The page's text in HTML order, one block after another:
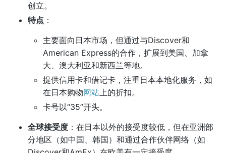
创立。
特点 ：
主要面向日本市场，但通过与Discover和
American Express的合作，扩展到美国、加拿
大、澳大利亚和新西兰等地。
提供信用卡和借记卡，注重日本本地化服务，如
在日本购物网站上的折扣。
卡号以“35”开头。
全球接受度 ：在日本以外的接受度较低，但在亚洲部
分地区（如中国、韩国）和通过合作伙伴网络（如